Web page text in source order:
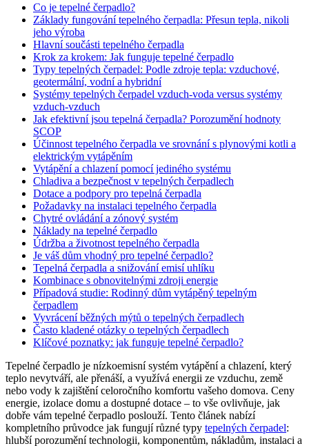
Co je tepelné čerpadlo?
Základy fungování tepelného čerpadla: Přesun tepla, nikoli
jeho výroba
Hlavní součásti tepelného čerpadla
Krok za krokem: Jak funguje tepelné čerpadlo
Typy tepelných čerpadel: Podle zdroje tepla: vzduchové,
geotermální, vodní a hybridní
Systémy tepelných čerpadel vzduch-voda versus systémy
vzduch-vzduch
Jak efektivní jsou tepelná čerpadla? Porozumění hodnoty
SCOP
Účinnost tepelného čerpadla ve srovnání s plynovými kotli a
elektrickým vytápěním
Vytápění a chlazení pomocí jediného systému
Chladiva a bezpečnost v tepelných čerpadlech
Dotace a podpory pro tepelná čerpadla
Požadavky na instalaci tepelného čerpadla
Chytré ovládání a zónový systém
Náklady na tepelné čerpadlo
Údržba a životnost tepelného čerpadla
Je váš dům vhodný pro tepelné čerpadlo?
Tepelná čerpadla a snižování emisí uhlíku
Kombinace s obnovitelnými zdroji energie
Případová studie: Rodinný dům vytápěný tepelným
čerpadlem
Vyvrácení běžných mýtů o tepelných čerpadlech
Často kladené otázky o tepelných čerpadlech
Klíčové poznatky: jak funguje tepelné čerpadlo?
Tepelné čerpadlo je nízkoemisní systém vytápění a chlazení, který
teplo nevytváří, ale přenáší, a využívá energii ze vzduchu, země
nebo vody k zajištění celoročního komfortu vašeho domova. Ceny
energie, izolace domu a dostupné dotace – to vše ovlivňuje, jak
dobře vám tepelné čerpadlo poslouží. Tento článek nabízí
kompletního průvodce jak fungují různé typy tepelných čerpadel:
hlubší porozumění technologii, komponentům, nákladům, instalaci a